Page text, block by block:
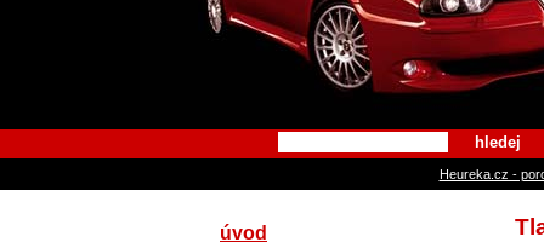
hledej
Heureka.cz -
úvod